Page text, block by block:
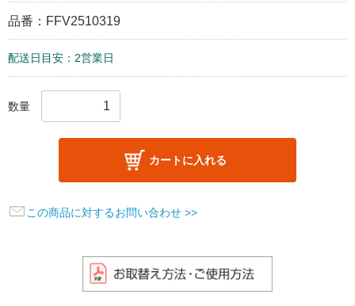
品番： FFV2510319
配送日目安：2営業日
数量
カートに入れる
この商品に対するお問い合わせ >>